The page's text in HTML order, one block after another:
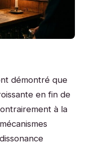
démontré que
en fin de
à la